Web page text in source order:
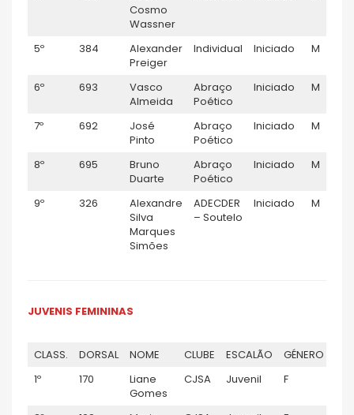
Cosmo
Wassner
5º 384
Alexander
Preiger
Individual Iniciado M
6º 693
Vasco
Almeida
Abraço
Poético
Iniciado M
7º 692
José
Pinto
Abraço
Poético
Iniciado M
8º 695
Bruno
Duarte
Abraço
Poético
Iniciado M
9º 326
Alexandre
Silva
Marques
Simões
ADECDER
– Soutelo
Iniciado M
JUVENIS FEMININAS
CLASS. DORSAL NOME CLUBE ESCALÃO GÉNERO
1º
170
Liane
Gomes
CJSA Juvenil F